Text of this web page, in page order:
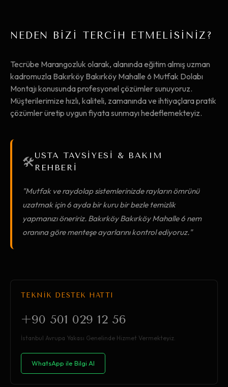
NEDEN BİZİ TERCİH ETMELİSİNİZ?
Tecrübe Marangozluk olarak, alanında eğitim almış uzman
kadromuzla Bakırköy Bakırköy Mahalle 6 Mutfak Dolabı
Montajı konusunda profesyonel çözümler sunuyoruz.
Müşterilerimize hızlı, kaliteli, zamanında ve ihtiyaçlara pratik
çözümler üretip uygun fiyata sunmayı hedeflemekteyiz.
🛠️USTA TAVSİYESİ & BAKIM
REHBERİ
"Mutfak ve raydolap sistemlerinizde rayların ömrünü
uzatmak için 6 ayda bir kuru bir bezle temizlik
yapmanızı öneririz. Bakırköy Bakırköy Mahalle 6 nem
oranına göre menteşe ayarlarını kontrol ediyoruz."
TEKNİK DESTEK HATTI
+90 501 029 12 56
İstanbul Avrupa Yakası Genelinde Hizmet Vermekteyiz.
WhatsApp ile Bilgi Al